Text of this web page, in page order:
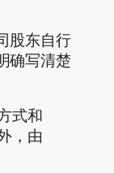
股东自行
确写清楚
式和
，由